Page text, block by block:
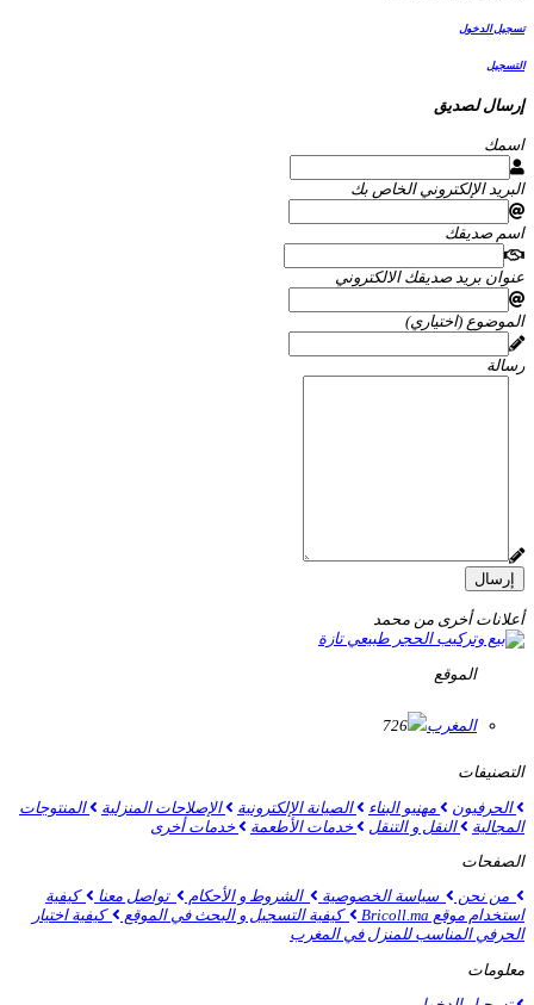
تسجيل الدخول
التسجيل
إرسال لصديق
اسمك
البريد الإلكتروني الخاص بك
اسم صديقك
عنوان بريد صديقك الالكتروني
الموضوع (اختياري)
رسالة
إرسال
أعلانات أخرى من محمد
الموقع
المغرب 726
التصنيفات
الحرفيون
مهنيو البناء الصيانة الإلكترونية الإصلاحات المنزلية
المنتوجات
المجالية
النقل و التنقل خدمات الأطعمة
خدمات أخرى
الصفحات
من نحن
سياسة الخصوصية الشروط و الأحكام تواصل معنا
كيفية
استخدام موقع Bricoll.ma
كيفية التسجيل و البحث في الموقع
كيفية اختيار
الحرفي المناسب للمنزل في المغرب
معلومات